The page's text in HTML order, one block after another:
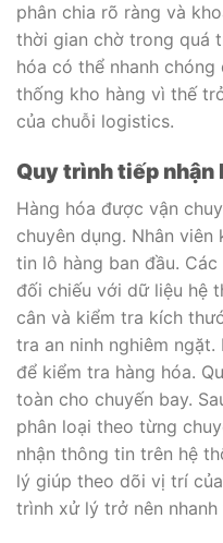
phân chia rõ ràng và
thời gian chờ trong quá
hóa có thể nhanh
thống kho hàng vì thế
của chuỗi logistics.
Quy trình tiếp nhận
Hàng hóa được vận
chuyên dụng. Nhân
tin lô hàng ban đầu.
đối chiếu với dữ liệu hệ
cân và kiểm tra kích
tra an ninh nghiêm
để kiểm tra hàng hóa.
toàn cho chuyến bay.
phân loại theo từng
nhận thông tin trên hệ
lý giúp theo dõi vị trí
trình xử lý trở nên nhanh